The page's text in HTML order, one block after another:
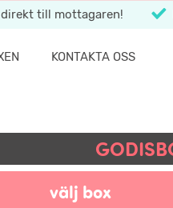
direkt till mottagaren!
KONTAKTA OSS
välj box